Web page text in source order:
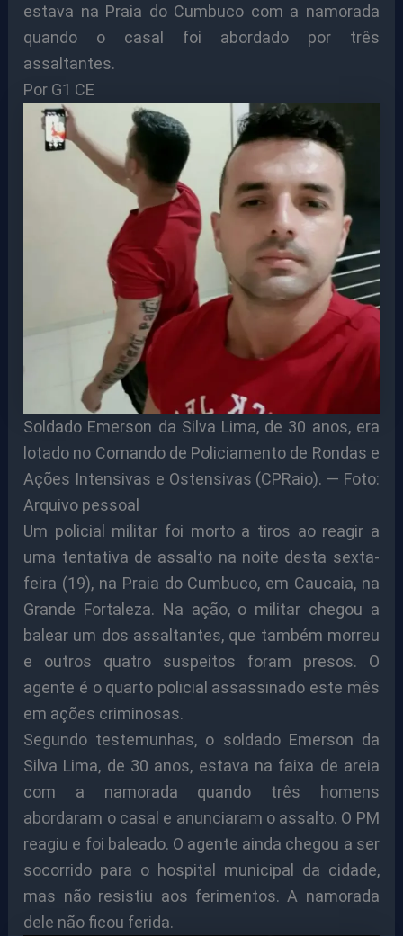
estava na Praia do Cumbuco com a namorada
quando o casal foi abordado por três
assaltantes.
Por G1 CE
Soldado Emerson da Silva Lima, de 30 anos, era
lotado no Comando de Policiamento de Rondas e
Ações Intensivas e Ostensivas (CPRaio). — Foto:
Arquivo pessoal
Um policial militar foi morto a tiros ao reagir a
uma tentativa de assalto na noite desta sexta-
feira (19), na Praia do Cumbuco, em Caucaia, na
Grande Fortaleza. Na ação, o militar chegou a
balear um dos assaltantes, que também morreu
e outros quatro suspeitos foram presos. O
agente é o quarto policial assassinado este mês
em ações criminosas.
Segundo testemunhas, o soldado Emerson da
Silva Lima, de 30 anos, estava na faixa de areia
com a namorada quando três homens
abordaram o casal e anunciaram o assalto. O PM
reagiu e foi baleado. O agente ainda chegou a ser
socorrido para o hospital municipal da cidade,
mas não resistiu aos ferimentos. A namorada
dele não ficou ferida.